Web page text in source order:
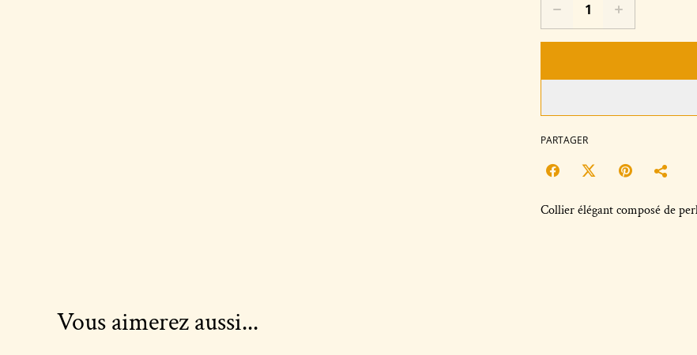
PARTAGER
Collier élégant composé de
Vous aimerez aussi...